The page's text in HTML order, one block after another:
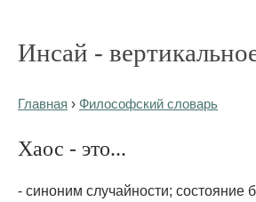
Инсай -
Главная › Философский словарь
Хаос - это...
- синоним случайности; состояние